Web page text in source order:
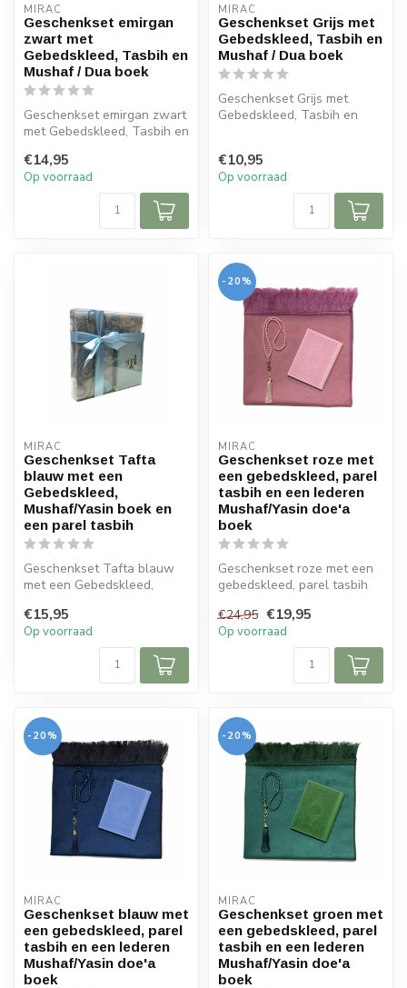
MIRAC
Geschenkset emirgan
zwart met
Gebedskleed, Tasbih en
Mushaf / Dua boek
Geschenkset emirgan zwart
met Gebedskleed, Tasbih en
€14,95
Op voorraad
MIRAC
Geschenkset Grijs met
Gebedskleed, Tasbih en
Mushaf / Dua boek
Geschenkset Grijs met
Gebedskleed, Tasbih en
€10,95
Op voorraad
MIRAC
Geschenkset Tafta
blauw met een
Gebedskleed,
Mushaf/Yasin boek en
een parel tasbih
Geschenkset Tafta blauw
met een Gebedskleed,
parel tasb...
€15,95
Op voorraad
-20%
MIRAC
Geschenkset roze met
een gebedskleed, parel
tasbih en een lederen
Mushaf/Yasin doe'a
boek
Geschenkset roze met een
gebedskleed, parel tasbih
Mushaf/Yasin d...
€24,95 €19,95
Op voorraad
-20%
MIRAC
Geschenkset blauw met
een gebedskleed, parel
tasbih en een lederen
Mushaf/Yasin doe'a
boek
-20%
MIRAC
Geschenkset groen met
een gebedskleed, parel
tasbih en een lederen
Mushaf/Yasin doe'a
boek